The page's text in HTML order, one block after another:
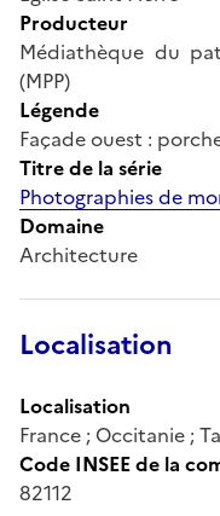
Producteur
Médiathèque du
(MPP)
Légende
Façade ouest :
Titre de la série
Photographies de
Domaine
Architecture
Localisation
Localisation
France ; Occitanie ;
Code INSEE de la
82112